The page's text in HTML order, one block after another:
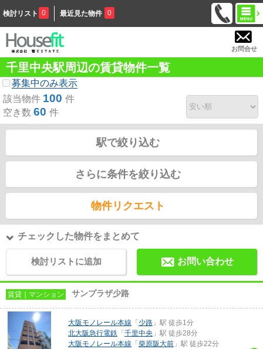
検討リスト 0 最近見た物件 0
お問合せ
千里中央駅周辺の賃貸物件一覧
募集中のみ表示
該当物件 100 件
空き数 60 件
駅で絞り込む
さらに条件を絞り込む
物件リクエスト
チェックした物件をまとめて
検討リストに追加 お問い合わせ
賃貸｜マンション サンプラザ少路
大阪モノレール本線 「 少路 」駅 徒歩1分
北大阪急行電鉄 「 千里中央 」駅 徒歩28分
大阪モノレール本線 「 柴原阪大前 」駅 徒歩22分